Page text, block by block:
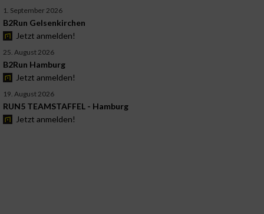
1. September 2026
B2Run Gelsenkirchen
Jetzt anmelden!
25. August 2026
B2Run Hamburg
Jetzt anmelden!
19. August 2026
RUN5 TEAMSTAFFEL - Hamburg
Jetzt anmelden!